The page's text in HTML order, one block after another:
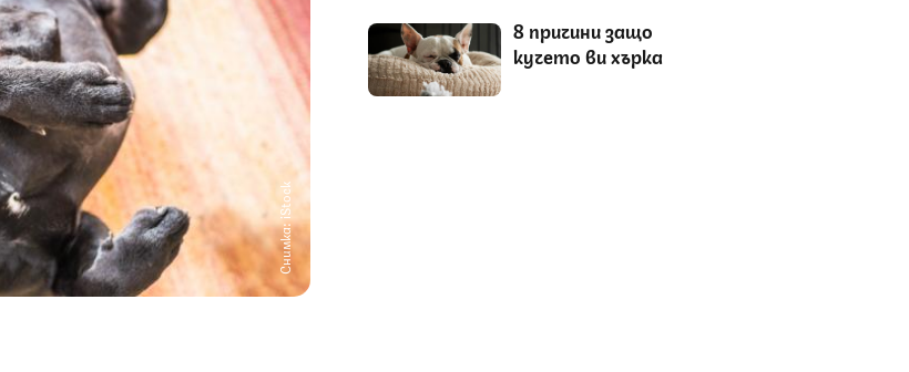
Снимка: iStock
8 причини защо
кучето ви хърка